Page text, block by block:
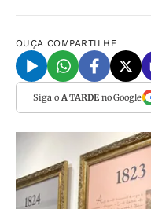
OUÇA COMPARTILHE
Siga o A TARDEno Google